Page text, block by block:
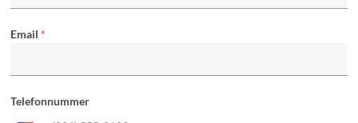
Email *
Telefonnummer